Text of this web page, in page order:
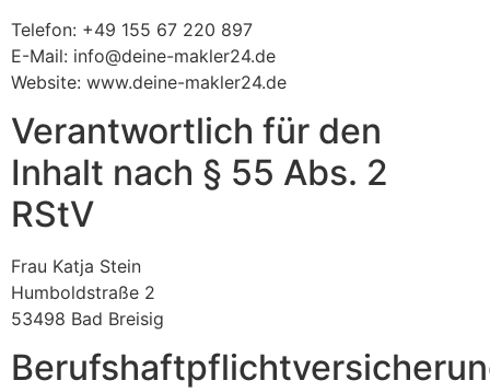
Telefon: +49 155 67 220 897
E-Mail: info@deine-makler24.de
Website: www.deine-makler24.de
Verantwortlich für den
Inhalt nach § 55 Abs. 2
RStV
Frau Katja Stein
Humboldstraße 2
53498 Bad Breisig